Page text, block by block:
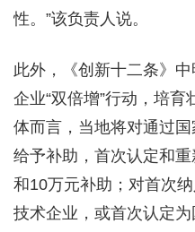
性。”该负责人说。
此外，《创新十二条》
企业“双倍增”行动，培
体而言，当地将对通过
给予补助，首次认定和
和10万元补助；对首次
技术企业，或首次认定